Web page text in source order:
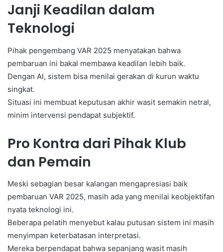
Janji Keadilan dalam
Teknologi
Pihak pengembang VAR 2025 menyatakan bahwa
pembaruan ini bakal membawa keadilan lebih baik.
Dengan AI, sistem bisa menilai gerakan di kurun waktu
singkat.
Situasi ini membuat keputusan akhir wasit semakin netral,
minim intervensi pendapat subjektif.
Pro Kontra dari Pihak Klub
dan Pemain
Meski sebagian besar kalangan mengapresiasi baik
pembaruan VAR 2025, masih ada yang menilai keobjektifan
nyata teknologi ini.
Beberapa pelatih menyebut kalau putusan sistem ini masih
menyimpan keterbatasan interpretasi.
Mereka berpendapat bahwa sepanjang wasit masih